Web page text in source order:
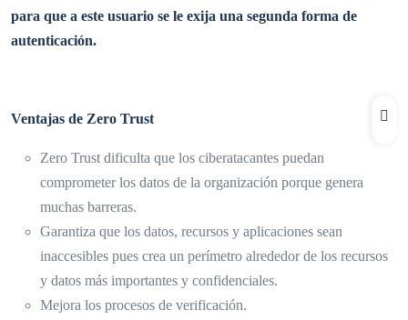
para que a este usuario se le exija una segunda forma de
autenticación.
Ventajas de Zero Trust
Zero Trust dificulta que los ciberatacantes puedan
comprometer los datos de la organización porque genera
muchas barreras.
Garantiza que los datos, recursos y aplicaciones sean
inaccesibles pues crea un perímetro alrededor de los recursos
y datos más importantes y confidenciales.
Mejora los procesos de verificación.